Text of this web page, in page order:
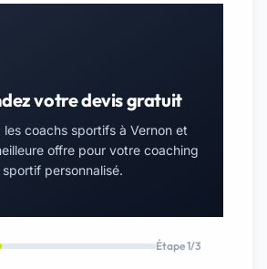
votre devis gratuit
les coachs sportifs à Vernon et
offre pour votre coaching
sportif personnalisé.
Étape 1/3